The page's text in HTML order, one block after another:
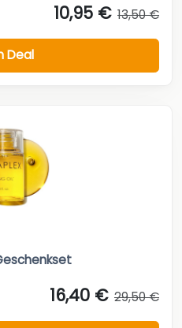
10,95 € 13,50 €
Deal
16,40 € 29,50 €